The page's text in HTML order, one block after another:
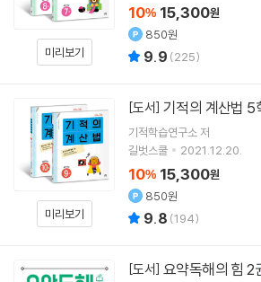
미리보기
10% 15,300원
850원
9.9 (225)
미리보기
[도서] 기적의 계산법 5
기적학습연구소 저
길벗스쿨
2021.12.20.
10% 15,300원
850원
9.8 (194)
[도서] 요약독해의 힘 2